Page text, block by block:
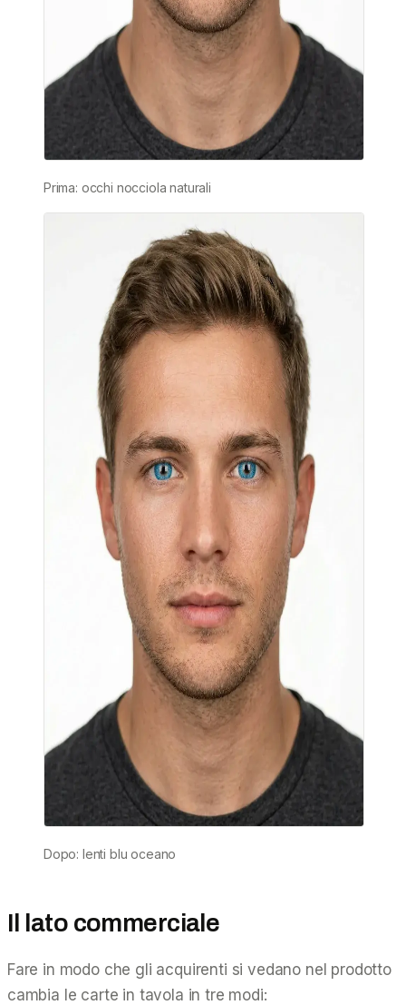
Prima: occhi nocciola naturali
Dopo: lenti blu oceano
Il lato commerciale
Fare in modo che gli acquirenti si vedano nel prodotto
cambia le carte in tavola in tre modi: